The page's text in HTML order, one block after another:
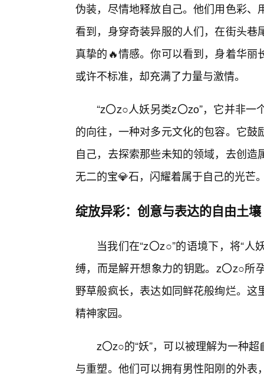
伪装，尽情地释放自己。他们用色彩
看到，身穿奇装异服的人们，在街头
真挚的🔥情感。你可以看到，身着华
或许不标准，却充满了力量与激情。
“z〇z○人妖另类z〇zo”，它并非
的向往，一种对多元文化的包容。它
自己，去探索那些未知的领域，去创
无二的宝💎石，闪耀着属于自己的光芒
绽放异彩：创意与表达的自由土壤
当我们在“z〇z○”的语境下，将“人
缚，而是解开想象力的钥匙。z〇z○所
野草般疯长，表达如同鲜花般绚烂。
精神家园。
z〇z○的“妖”，可以被理解为一种
与重塑。他们可以拥有男性阳刚的外